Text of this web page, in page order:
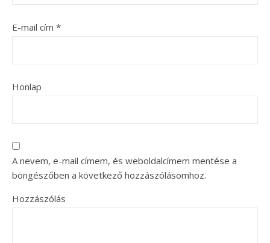
E-mail cím *
Honlap
A nevem, e-mail címem, és weboldalcímem mentése a
böngészőben a következő hozzászólásomhoz.
Hozzászólás